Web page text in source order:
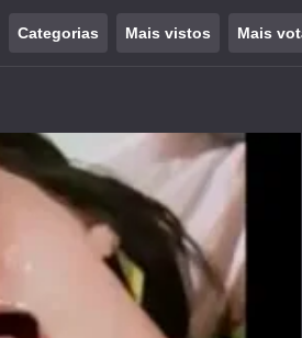
Categorias Mais vistos Mais